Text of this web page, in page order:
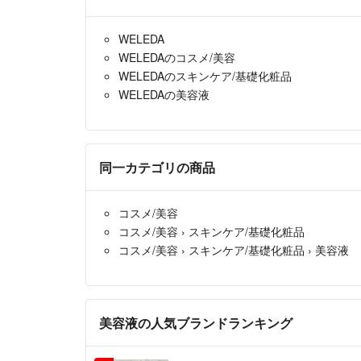
WELEDA
WELEDAのコスメ/美容
WELEDAのスキンケア/基礎化粧品
WELEDAの美容液
同一カテゴリの商品
コスメ/美容
コスメ/美容 › スキンケア/基礎化粧品
コスメ/美容 › スキンケア/基礎化粧品 › 美容液
美容液の人気ブランドランキング